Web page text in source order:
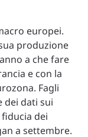
europei.
produzione
a che fare
e con la
Fagli
dei dati sui
dei
a settembre.